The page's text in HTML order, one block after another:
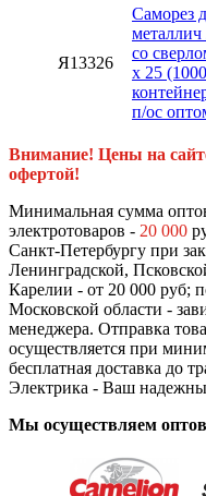
Я13326
Саморез
металлич
со
х 25
п/ос
Внимание! Цены на
офертой!
Минимальная сумма
электротоваров - 20 000
Санкт-Петербургу при
Ленинградской,
Карелии - от 20 000 руб;
Московской области -
менеджера. Отправка
осуществляется при
бесплатная доставка до
Электрика - Ваш
Мы осуществляем